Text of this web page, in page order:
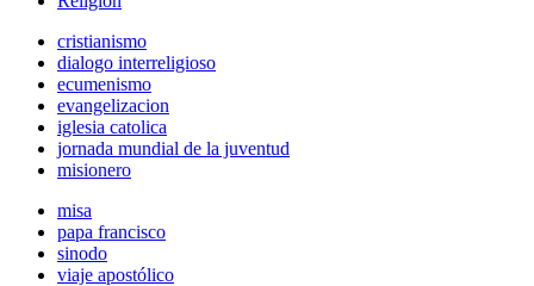
cristianismo
dialogo interreligioso
ecumenismo
evangelizacion
iglesia catolica
jornada mundial de la juventud
misionero
misa
papa francisco
sinodo
viaje apostólico